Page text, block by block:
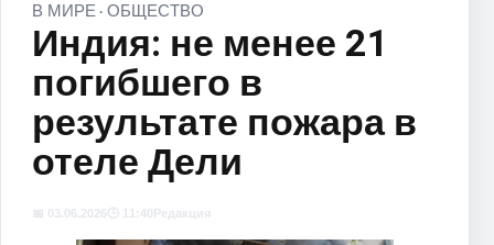
В МИРЕ · ОБЩЕСТВО
Индия: не менее 21
погибшего в
результате пожара в
отеле Дели
📅 03.06.2026🕒 11:40Редакция